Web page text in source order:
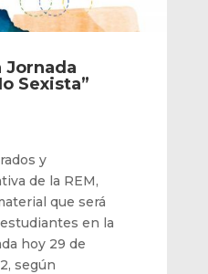
Jornada
Sexista”
y
de la REM,
que será
en la
hoy 29 de
según